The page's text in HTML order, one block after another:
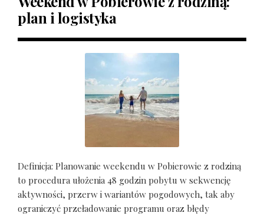
plan i logistyka
Definicja: Planowanie weekendu w Pobierowie z rodziną
to procedura ułożenia 48 godzin pobytu w sekwencję
aktywności, przerw i wariantów pogodowych, tak aby
ograniczyć przeładowanie programu oraz błędy